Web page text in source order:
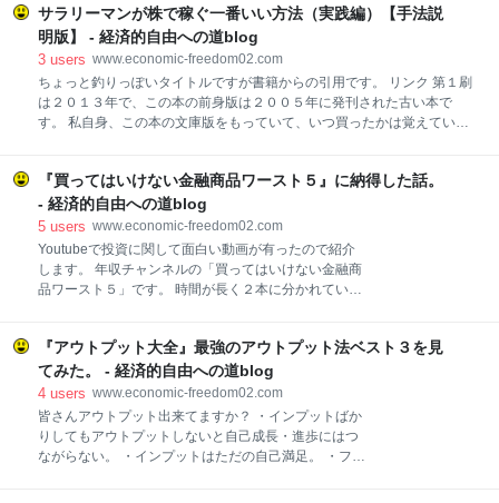
か。 本記事では、その有名ブロガーおススメ本『沈黙
のWebライティング』を無料で読む方法を紹介しま
す。 ちなみに有名ブロガー
力無しの為、見送り 保有銘柄 （7940）ウェーブロックホールディング
ス 買値 729円 現在値 721円 数量 400枚 損益 -3,200円
（6905）コーセル 買値 1,084円 現在値 1,079円 数量 200枚 損
益 -1,000円 通算成績 ０戦０勝０敗 コメント ３月４日の日経平均は
628円安、-2.13％。 TOPIXは前日比-19.80、-1.04％。 日経平均に比べ
てＴＯＰＩＸの方が
サラリーマンが株で稼ぐ一番いい方法（実践編）【手法説
明版】 - 経済的自由への道blog
3 users www.economic-freedom02.com
ちょっと釣りっぽいタイトルですが書籍からの引用です。 リンク 第１刷
は２０１３年で、この本の前身版は２００５年に発刊された古い本で
す。 私自身、この本の文庫版をもっていて、いつ買ったかは覚えていま
と個別株投資でそれほど負けていません。 過去の投資結果を見ても年単
位でみれば、とんとんか少しプラスになっています。 一方でＦＸやＣＦ
Ｄは冴えない結果ですが・・・ そのまま続けていれば大負けだったの
か、それとも大勝もありえたのか？ 分かりませんが全て自己責任です。
とりあえず大やけどは負っていません。 という訳で、個別株投資を再開
します。 改めてこの本『サラリーマンが株で稼ぐ一番いい方法』を実践
『買ってはいけない金融商品ワースト５』に納得した話。
- 経済的自由への道blog
5 users www.economic-freedom02.com
Youtubeで投資に関して面白い動画が有ったので紹介
します。 年収チャンネルの「買ってはいけない金融商
品ワースト５」です。 時間が長く２本に分かれていま
てはいけない金融商品ランキングワースト５【後編】
｜vol.714 ここからは文章と私の見解を踏まえて紹介
します。 第５位 ロボアドバイザー 動画でも言われて
いてますが、買ってはいけないではなく「おすすめし
ない」レベルの金融商品です。 ロボアドバイザーは金
融工学に基づいたポートフォリオを自動的に組んでい
『アウトプット大全』最強のアウトプット法ベスト３を見
てみた。 - 経済的自由への道blog
4 users www.economic-freedom02.com
皆さんアウトプット出来てますか？ ・インプットばか
りしてもアウトプットしないと自己成長・進歩にはつ
ながらない。 ・インプットはただの自己満足。 ・フィ